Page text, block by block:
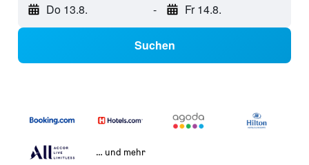
Do 13.8. - Fr 14.8.
Suchen
… und mehr